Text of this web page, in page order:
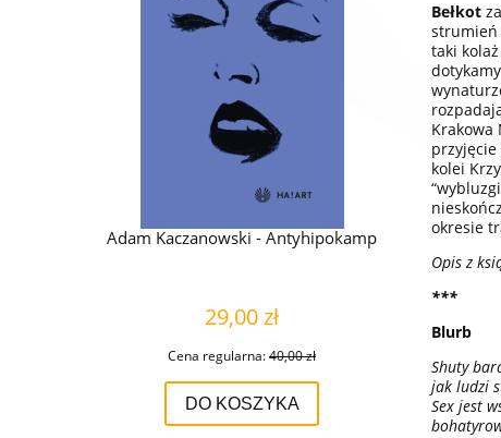
Adam Kaczanowski - Antyhipokamp
29,00 zł
Cena regularna:40,00 zł
DO KOSZYKA
Bełkot
strumień
taki
Krakowa
przyjęcie
kolei
okresie
Opis z
***
Blurb
Shuty
jak ludzi
Sex jest